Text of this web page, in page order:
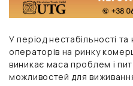
У період нестабільності та
операторів на ринку
виникає маса проблем і
можливостей для